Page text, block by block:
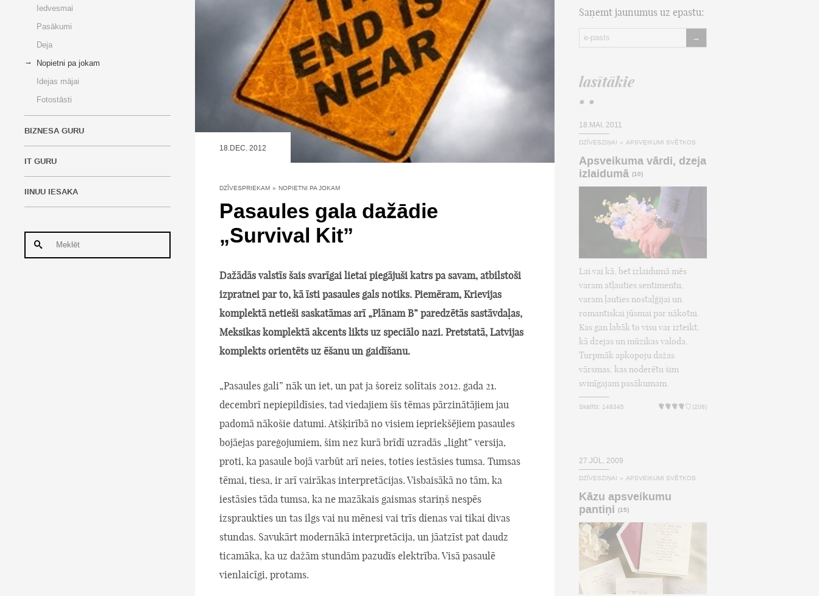
Iedvesmai
Pasākumi
Deja
Nopietni pa jokam
Idejas mājai
Fotostāsti
BIZNESA GURU
IT GURU
IINUU IESAKA
18.DEC, 2012
DZĪVESPRIEKAM » NOPIETNI PA JOKAM
Pasaules gala dažādie
„Survival Kit”
Dažādās valstīs šais svarīgai lietai piegājuši katrs pa savam, atbilstoši
izpratnei par to, kā īsti pasaules gals notiks. Piemēram, Krievijas
komplektā netieši saskatāmas arī „Plānam B” paredzētās sastāvdaļas,
Meksikas komplektā akcents likts uz speciālo nazi. Pretstatā, Latvijas
komplekts orientēts uz ēšanu un gaidīšanu.
„Pasaules gali” nāk un iet, un pat ja šoreiz solītais 2012. gada 21.
decembrī nepiepildīsies, tad viedajiem šīs tēmas pārzinātājiem jau
padomā nākošie datumi. Atšķirībā no visiem iepriekšējiem pasaules
bojāejas pareģojumiem, šim nez kurā brīdī uzradās „light” versija,
proti, ka pasaule bojā varbūt arī neies, toties iestāsies tumsa. Tumsas
tēmai, tiesa, ir arī vairākas interpretācijas. Visbaisākā no tām, ka
iestāsies tāda tumsa, ka ne mazākais gaismas stariņš nespēs
izspraukties un tas ilgs vai nu mēnesi vai trīs dienas vai tikai divas
stundas. Savukārt modernākā interpretācija, un jāatzīst pat daudz
ticamāka, ka uz dažām stundām pazudīs elektrība. Visā pasaulē
vienlaicīgi, protams.
Saņemt jaunumus uz epastu:
→
lasītākie
• •
18.MAI, 2011
DZĪVESZIŅAI » APSVEIKUMI SVĒTKOS
Apsveikuma vārdi, dzeja
izlaidumā (10)
Lai vai kā, bet izlaidumā mēs
varam atļauties sentimentu,
varam ļauties nostaļģijai un
romantiskai jūsmai par nākotni.
Kas gan labāk to visu var izteikt,
kā dzejas un mūzikas valoda.
Turpmāk apkopoju dažas
vārsmas, kas noderētu šim
svinīgajam pasākumam.
Skatīts: 148345 (208)
27.JŪL, 2009
DZĪVESZIŅAI » APSVEIKUMI SVĒTKOS
Kāzu apsveikumu
pantiņi (15)